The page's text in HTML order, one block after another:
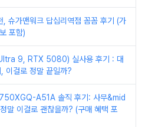
, 슈가맨워크 답십리역점 꼼꼼 후기 (가
포함)
9, RTX 5080) 실사용 후기 : 대
이걸로 정말 끝일까?
A51A 솔직 후기: 사무&mid
말 이걸로 괜찮을까? (구매 혜택 포